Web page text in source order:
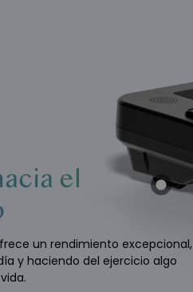
el
un rendimiento excepcional,
y haciendo del ejercicio algo